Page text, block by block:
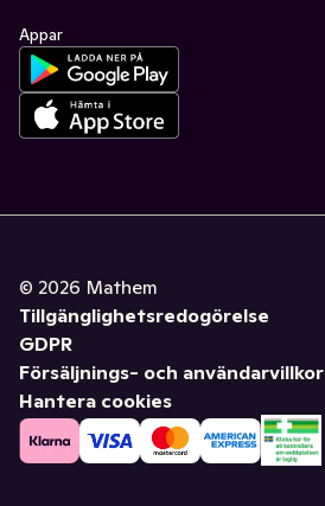
Appar
© 2026 Mathem
Tillgänglighetsredogörelse
GDPR
Försäljnings- och användarvillkor
Hantera cookies